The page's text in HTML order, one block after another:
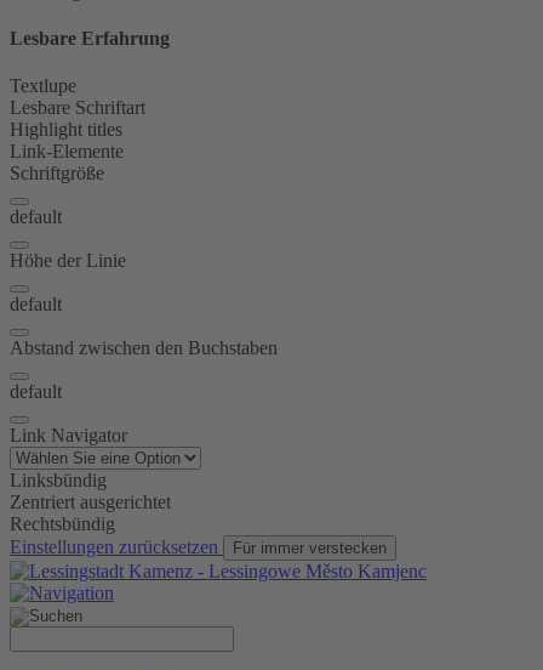
Lesbare Erfahrung
Textlupe
Lesbare Schriftart
Highlight titles
Link-Elemente
Schriftgröße
default
Höhe der Linie
default
Abstand zwischen den Buchstaben
default
Link Navigator
Linksbündig
Zentriert ausgerichtet
Rechtsbündig
Einstellungen zurücksetzen
Für immer verstecken